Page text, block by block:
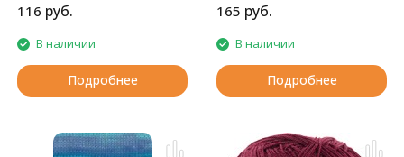
116 руб.
В наличии
Подробнее
165 руб.
В наличии
Подробнее